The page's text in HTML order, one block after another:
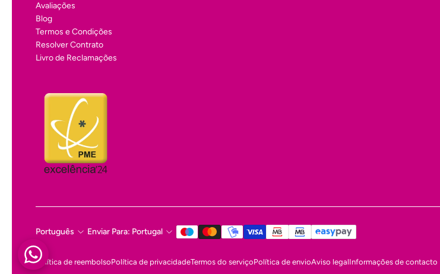
Avaliações
Blog
Termos e Condições
Resolver Contrato
Livro de Reclamações
Português Enviar Para: Portugal
Política de reembolsoPolítica de privacidadeTermos do serviçoPolítica de envioAviso legalInformações de contacto